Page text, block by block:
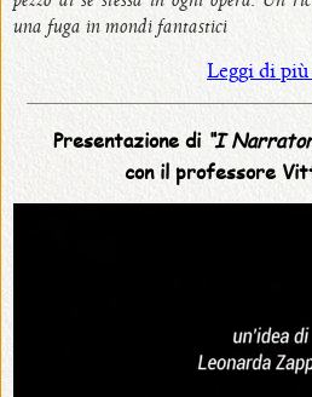
con
in
una fuga in mondi fantastici
Leggi di più
Presentazione di “I
con il professore